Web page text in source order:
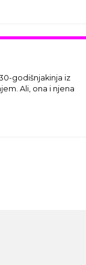
godišnjakinja iz
Ali, ona i njena